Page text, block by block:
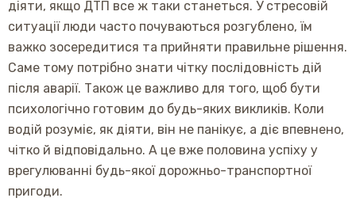
діяти, якщо ДТП все ж таки станеться. У стресовій
ситуації люди часто почуваються розгублено, їм
важко зосередитися та прийняти правильне рішення.
Саме тому потрібно знати чітку послідовність дій
після аварії. Також це важливо для того, щоб бути
психологічно готовим до будь-яких викликів. Коли
водій розуміє, як діяти, він не панікує, а діє впевнено,
чітко й відповідально. А це вже половина успіху у
врегулюванні будь-якої дорожньо-транспортної
пригоди.